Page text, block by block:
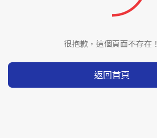
很抱歉，這個頁面不存在！
返回首頁